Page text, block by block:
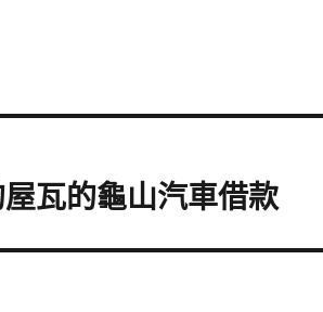
瓦的龜山汽車借款